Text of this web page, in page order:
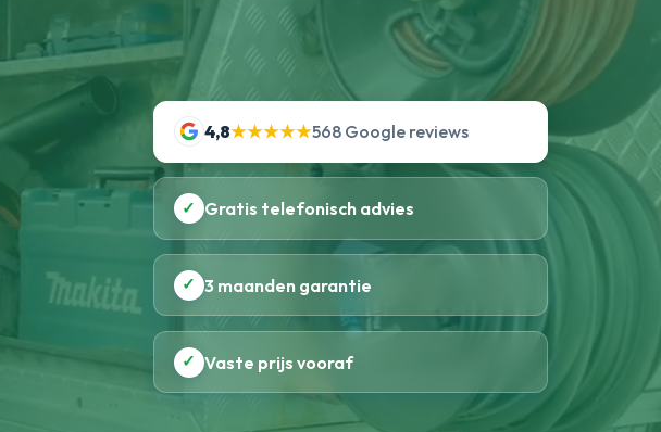
4,8★★★★★568 Google reviews
✓ Gratis telefonisch advies
✓ 3 maanden garantie
✓ Vaste prijs vooraf